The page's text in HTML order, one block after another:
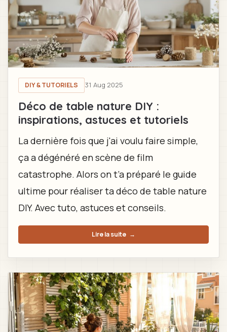
DIY & TUTORIELS 31 Aug 2025
Déco de table nature DIY :
inspirations, astuces et tutoriels
La dernière fois que j'ai voulu faire simple,
ça a dégénéré en scène de film
catastrophe. Alors on t’a préparé le guide
ultime pour réaliser ta déco de table nature
DIY. Avec tuto, astuces et conseils.
Lire la suite →